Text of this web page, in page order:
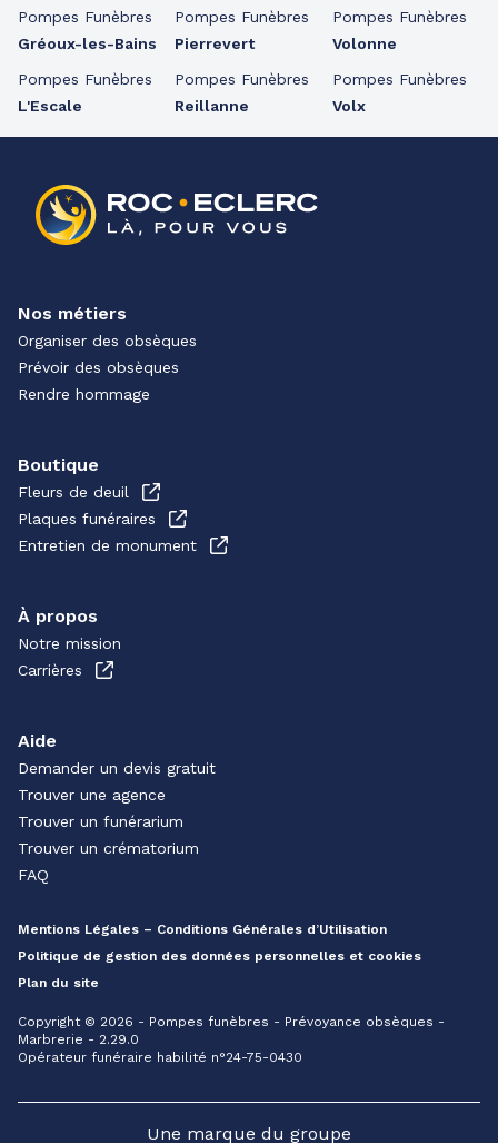
Pompes Funèbres
Gréoux-les-Bains
Pompes Funèbres
L'Escale
Pompes Funèbres
Pierrevert
Pompes Funèbres
Reillanne
Pompes Funèbres
Volonne
Pompes Funèbres
Volx
Nos métiers
Organiser des obsèques
Prévoir des obsèques
Rendre hommage
Boutique
Fleurs de deuil
Plaques funéraires
Entretien de monument
À propos
Notre mission
Carrières
Aide
Demander un devis gratuit
Trouver une agence
Trouver un funérarium
Trouver un crématorium
FAQ
Mentions Légales – Conditions Générales d’Utilisation
Politique de gestion des données personnelles et cookies
Plan du site
Copyright © 2026 - Pompes funèbres - Prévoyance obsèques -
Marbrerie - 2.29.0
Opérateur funéraire habilité n°24-75-0430
Une marque du groupe